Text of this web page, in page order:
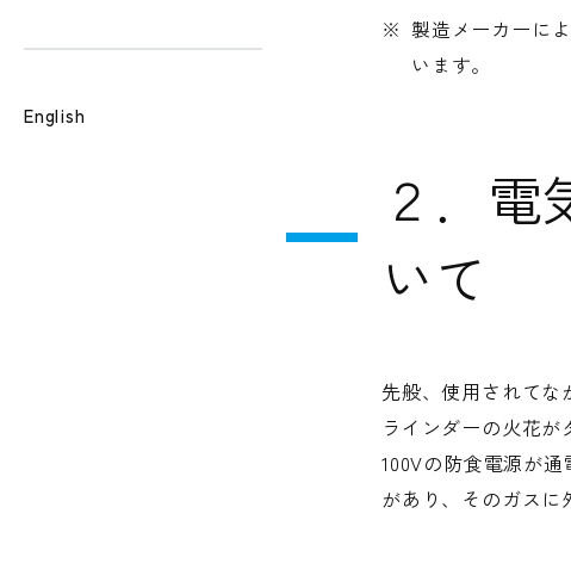
English
※ 製造メーカーに
います。
２．電
いて
先般、使用されて
ラインダーの火花
100Vの防食電源が
があり、そのガスに